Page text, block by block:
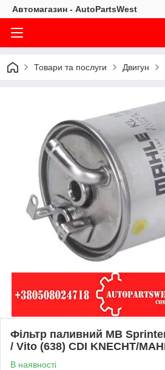
Автомагазин - AutoPartsWest
Товари та послуги Двигун
Фільтр паливний MB
/ Vito (638) CDI KNECHT/
В наявності